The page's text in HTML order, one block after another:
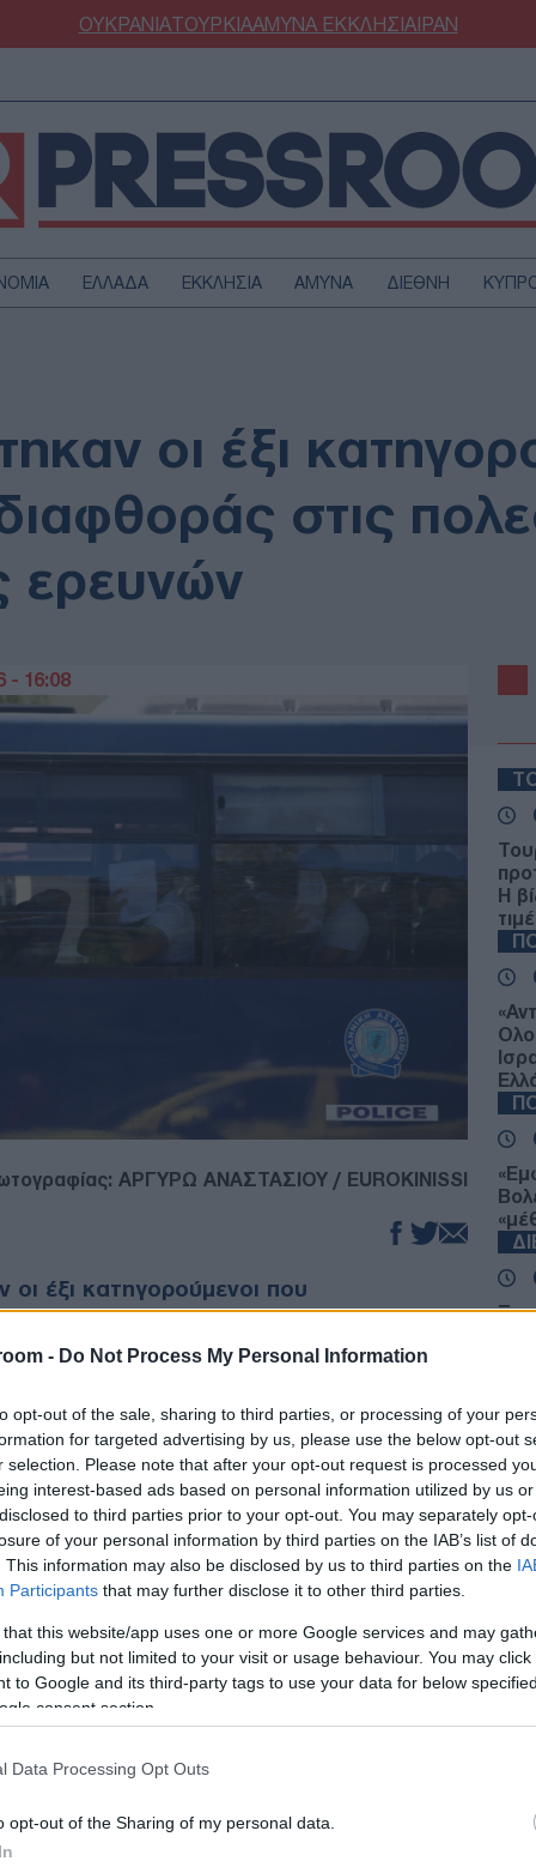
- Do Not Process My Personal Information
opt-out of the sale, sharing to third parties, or processing of your
for targeted advertising by us, please use the below opt-out
selection. Please note that after your opt-out request is processed
interest-based ads based on personal information utilized by us
to third parties prior to your opt-out. You may separately
of your personal information by third parties on the IAB’s list of
This information may also be disclosed by us to third parties on the
Participants that may further disclose it to other third parties.
that this website/app uses one or more Google services and may
but not limited to your visit or usage behaviour. You may
to Google and its third-party tags to use your data for below
consent section.
Data Processing Opt Outs
opt-out of the Sharing of my personal data.
ΟΥΚΡΑΝΙΑΤΟΥΡΚΙΑΑΜΥΝΑΕΚΚΛΗΣΙΑΙΡΑΝ
ΕΛΛΑΔΑ ΕΚΚΛΗΣΙΑ ΑΜΥΝΑ ΔΙΕΘΝΗ
ΥΓΕΙΑ
οι έξι
στις
ερευνών
- 16:08
ΑΡΓΥΡΩ ΑΝΑΣΤΑΣΙΟΥ / EUROKINISSI
οι έξι κατηγορούμενοι που
του φερόμενου κυκλώματος
με τις διωκτικές αρχές, δρούσε
στην τοπική αυτοδιοίκηση.
Αστυνομία φέρονται να
πολυεπίπεδη εγκληματική δραστηριότητα,
και διακριτούς ρόλους μεταξύ των
των αρχών συνεχίζονται, με
πολεοδομικών φακέλων, προκειμένου να
υπόθεσης και να διερευνηθεί η πιθανή
περισσότερες από δώδεκα ώρες,
ολοκληρώνοντας λίγο πριν από τα
Σχολής Ευελπίδων. Κατά τη διάρκεια
αρνήθηκαν τις κατηγορίες που
ότι δεν έχουν καμία σχέση με το
Η
Οίκο